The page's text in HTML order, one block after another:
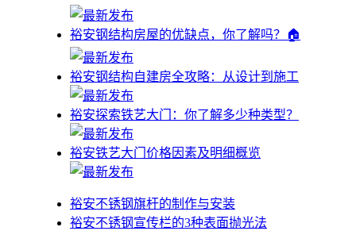
裕安钢结构房屋的优缺点，你了解吗？🏠
裕安钢结构自建房全攻略：从设计到施工
裕安探索铁艺大门：你了解多少种类型？
裕安铁艺大门价格因素及明细概览
裕安不锈钢旗杆的制作与安装
裕安不锈钢宣传栏的3种表面抛光法